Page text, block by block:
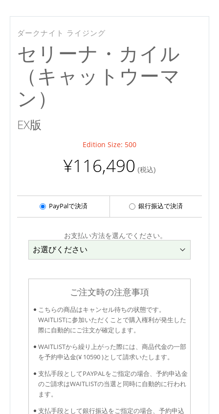
ダークナイト ライジング
セリーナ・カイル
（キャットウーマ
ン）
EX版
Edition Size: 500
¥116,490 (税込)
PayPalで決済 銀行振込で決済
お支払い方法を選んでください。
ご注文時の注意事項
こちらの商品はキャンセル待ちの状態です。
WAITLISTに参加いただくことで購入権利が発生した
際に自動的にご注文が確定します。
WAITLISTから繰り上がった際には、商品代金の一部
を予約申込金(¥ 10590 )として請求いたします。
支払手段としてPAYPALをご指定の場合、予約申込金
のご請求はWAITLISTの当選と同時に自動的に行われ
ます。
支払手段として銀行振込をご指定の場合、予約申込